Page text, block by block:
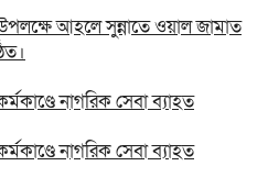
আহলে সুন্নাতে ওয়াল জামাত
নাগরিক সেবা ব্যাহত
নাগরিক সেবা ব্যাহত